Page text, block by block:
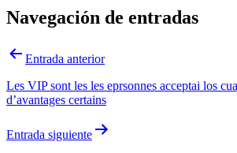
Navegación de entradas
Entrada anterior
Les VIP sont les les eprsonnes acceptai los
d’avantages certains
Entrada siguiente